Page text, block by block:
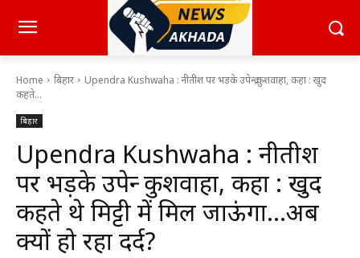
Home बिहार
Upendra Kushwaha : नीतीश पर भड़के उपेन्द्र कुशवाहा, कहा : खुद
कहते...
बिहार
Upendra Kushwaha : नीतीश
पर भड़के उपेन्द्र कुशवाहा, कहा : खुद
कहते थे मिट्टी में मिल जाऊंगा…अब
क्यों हो रहा दर्द?